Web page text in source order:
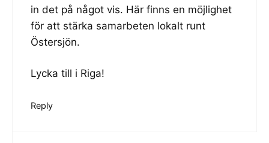
in det på något vis. Här finns en möjlighet
för att stärka samarbeten lokalt runt
Östersjön.
Lycka till i Riga!
Reply